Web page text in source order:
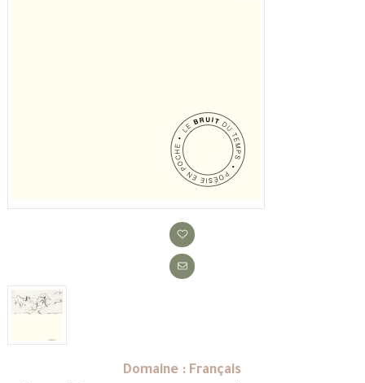
Domaine : Français